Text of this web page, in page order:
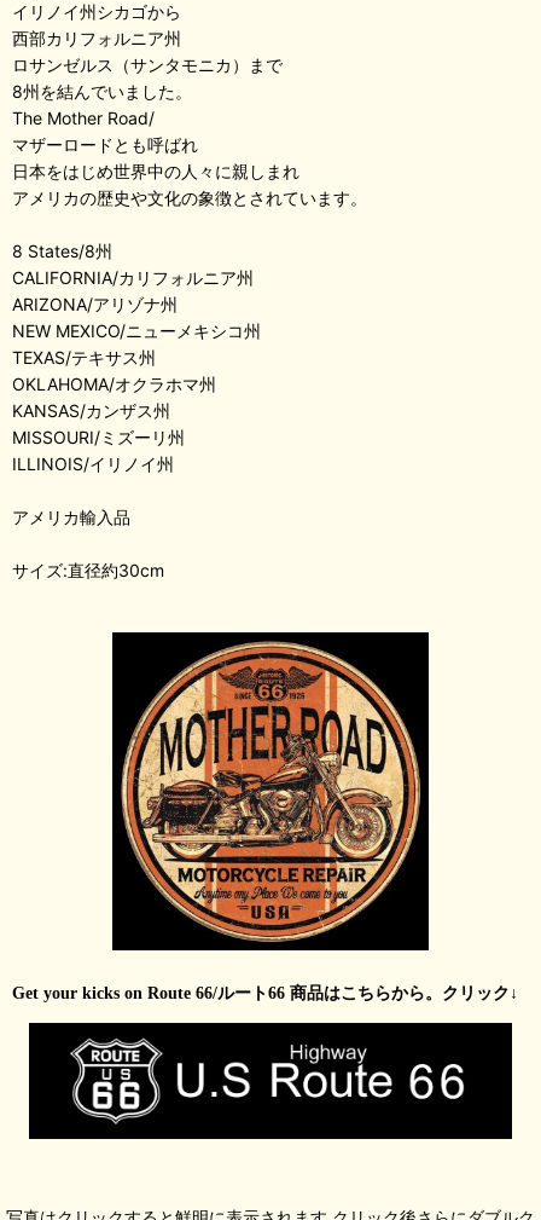
イリノイ州シカゴから
西部カリフォルニア州
ロサンゼルス（サンタモニカ）まで
8州を結んでいました。
The Mother Road/
マザーロードとも呼ばれ
日本をはじめ世界中の人々に親しまれ
アメリカの歴史や文化の象徴とされています。
8 States/8州
CALIFORNIA/カリフォルニア州
ARIZONA/アリゾナ州
NEW MEXICO/ニューメキシコ州
TEXAS/テキサス州
OKLAHOMA/オクラホマ州
KANSAS/カンザス州
MISSOURI/ミズーリ州
ILLINOIS/イリノイ州
アメリカ輸入品
サイズ:直径約30cm
Get your kicks on Route 66/ルート66 商品はこちらから。クリック↓